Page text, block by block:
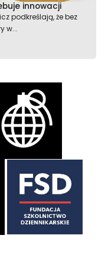
innowacji
podkreślają, że bez
w...